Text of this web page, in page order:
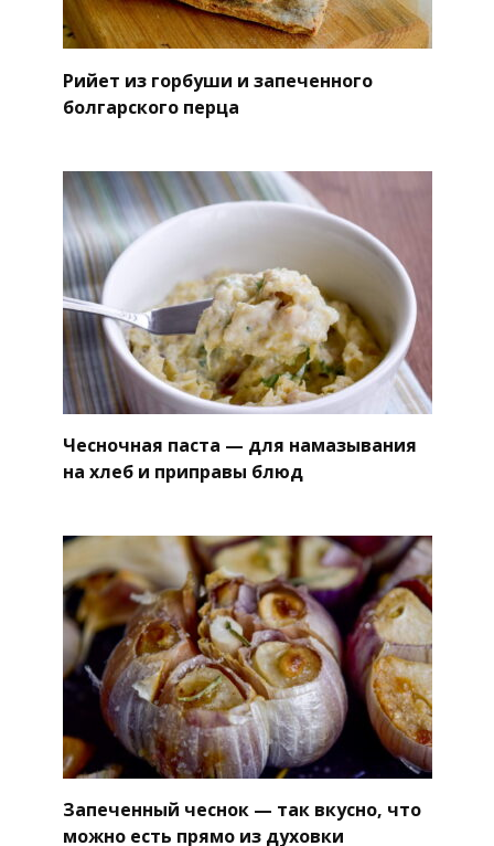
Рийет из горбуши и запеченного
болгарского перца
Чесночная паста — для намазывания
на хлеб и приправы блюд
Запеченный чеснок — так вкусно, что
можно есть прямо из духовки